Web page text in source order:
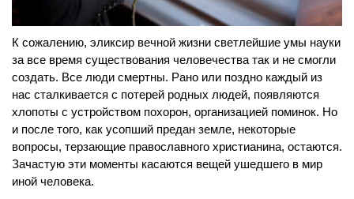
К сожалению, эликсир вечной жизни светлейшие умы науки
за все время существования человечества так и не смогли
создать. Все люди смертны. Рано или поздно каждый из
нас сталкивается с потерей родных людей, появляются
хлопоты с устройством похорон, организацией поминок. Но
и после того, как усопший предан земле, некоторые
вопросы, терзающие православного христианина, остаются.
Зачастую эти моменты касаются вещей ушедшего в мир
иной человека.